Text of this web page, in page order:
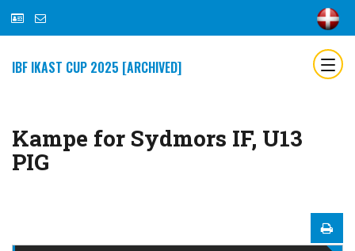
IBF IKAST CUP 2025 [ARCHIVED]
Kampe for Sydmors IF, U13
PIG